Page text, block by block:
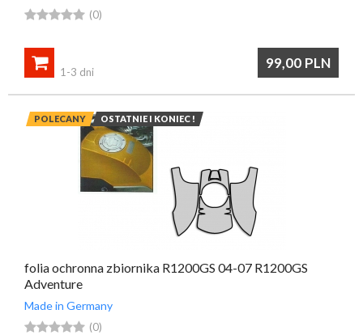
 (0)
99,00 PLN

1-3 dni
POLECANY OSTATNIE I KONIEC !
folia ochronna zbiornika R1200GS 04-07 R1200GS
Adventure
Made in Germany
 (0)